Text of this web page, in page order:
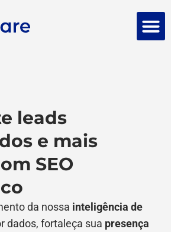
leads
e mais
SEO
da nossa inteligência de
dados, fortaleça sua presença